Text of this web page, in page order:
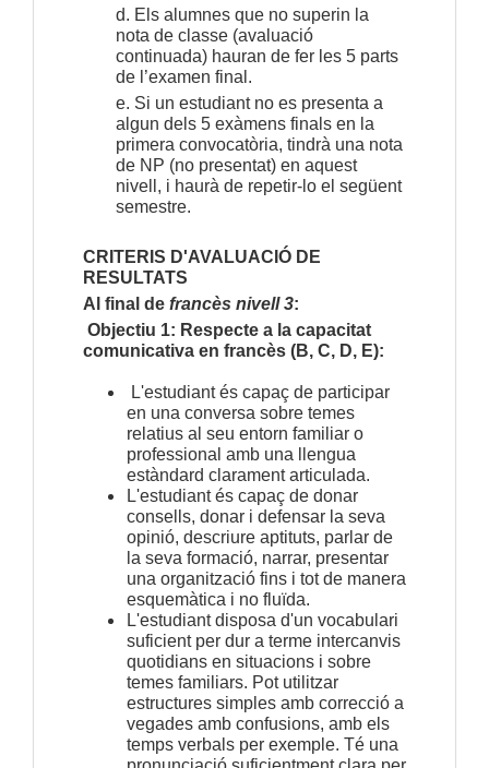
d. Els alumnes que no superin la
nota de classe (avaluació
continuada) hauran de fer les 5 parts
de l’examen final.
e. Si un estudiant no es presenta a
algun dels 5 exàmens finals en la
primera convocatòria, tindrà una nota
de NP (no presentat) en aquest
nivell, i haurà de repetir-lo el següent
semestre.
CRITERIS D'AVALUACIÓ DE
RESULTATS
Al final de francès nivell 3:
Objectiu 1: Respecte a la capacitat
comunicativa en francès (B, C, D, E):
L'estudiant és capaç de participar
en una conversa sobre temes
relatius al seu entorn familiar o
professional amb una llengua
estàndard clarament articulada.
L'estudiant és capaç de donar
consells, donar i defensar la seva
opinió, descriure aptituts, parlar de
la seva formació, narrar, presentar
una organització fins i tot de manera
esquemàtica i no fluïda.
L'estudiant disposa d'un vocabulari
suficient per dur a terme intercanvis
quotidians en situacions i sobre
temes familiars. Pot utilitzar
estructures simples amb correcció a
vegades amb confusions, amb els
temps verbals per exemple. Té una